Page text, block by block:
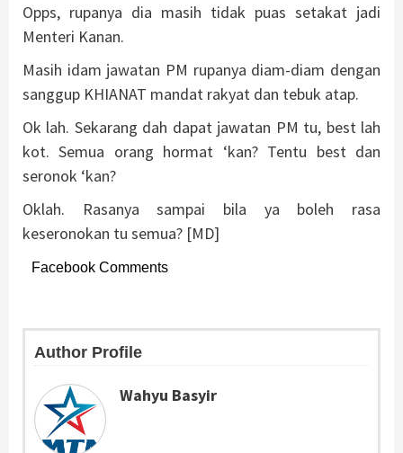
Opps, rupanya dia masih tidak puas setakat jadi
Menteri Kanan.
Masih idam jawatan PM rupanya diam-diam dengan
sanggup KHIANAT mandat rakyat dan tebuk atap.
Ok lah. Sekarang dah dapat jawatan PM tu, best lah
kot. Semua orang hormat ‘kan? Tentu best dan
seronok ‘kan?
Oklah. Rasanya sampai bila ya boleh rasa
keseronokan tu semua? [MD]
Facebook Comments
Author Profile
Wahyu Basyir